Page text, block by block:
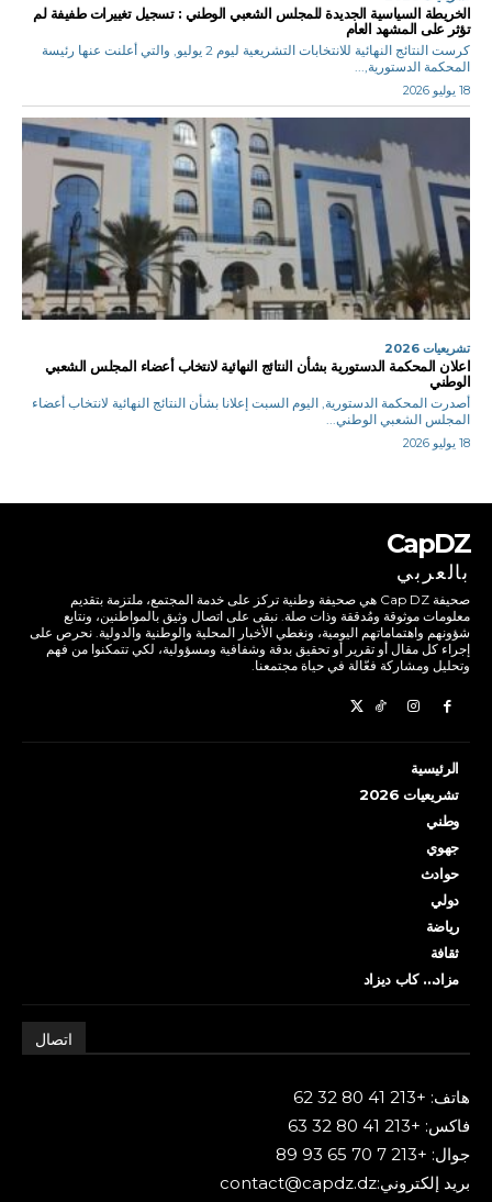
الخريطة السياسية الجديدة للمجلس الشعبي الوطني : تسجيل تغييرات طفيفة لم
تؤثر على المشهد العام
كرست النتائج النهائية للانتخابات التشريعية ليوم 2 يوليو, والتي أعلنت عنها رئيسة
المحكمة الدستورية,...
18 يوليو 2026
تشريعيات 2026
اعلان المحكمة الدستورية بشأن النتائج النهائية لانتخاب أعضاء المجلس الشعبي
الوطني
أصدرت المحكمة الدستورية, اليوم السبت إعلانا بشأن النتائج النهائية لانتخاب أعضاء
المجلس الشعبي الوطني...
18 يوليو 2026
CapDZ
بالعربي
صحيفة Cap DZ هي صحيفة وطنية تركز على خدمة المجتمع، ملتزمة بتقديم
معلومات موثوقة ومُدققة وذات صلة. نبقى على اتصال وثيق بالمواطنين، ونتابع
شؤونهم واهتماماتهم اليومية، ونغطي الأخبار المحلية والوطنية والدولية. نحرص على
إجراء كل مقال أو تقرير أو تحقيق بدقة وشفافية ومسؤولية، لكي تتمكنوا من فهم
وتحليل ومشاركة فعّالة في حياة مجتمعنا.
الرئيسية
تشريعيات 2026
وطني
جهوي
حوادث
دولي
رياضة
ثقافة
مزاد… كاب ديزاد
اتصال
هاتف: +213 41 80 32 62
فاكس: +213 41 80 32 63
جوال: +213 7 70 65 93 89
بريد إلكتروني:contact@capdz.dz